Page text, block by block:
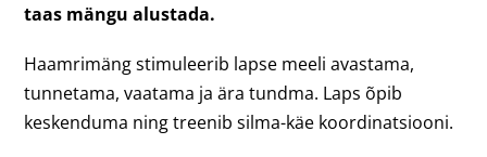
taas mängu alustada.
Haamrimäng stimuleerib lapse meeli avastama,
tunnetama, vaatama ja ära tundma. Laps õpib
keskenduma ning treenib silma-käe koordinatsiooni.